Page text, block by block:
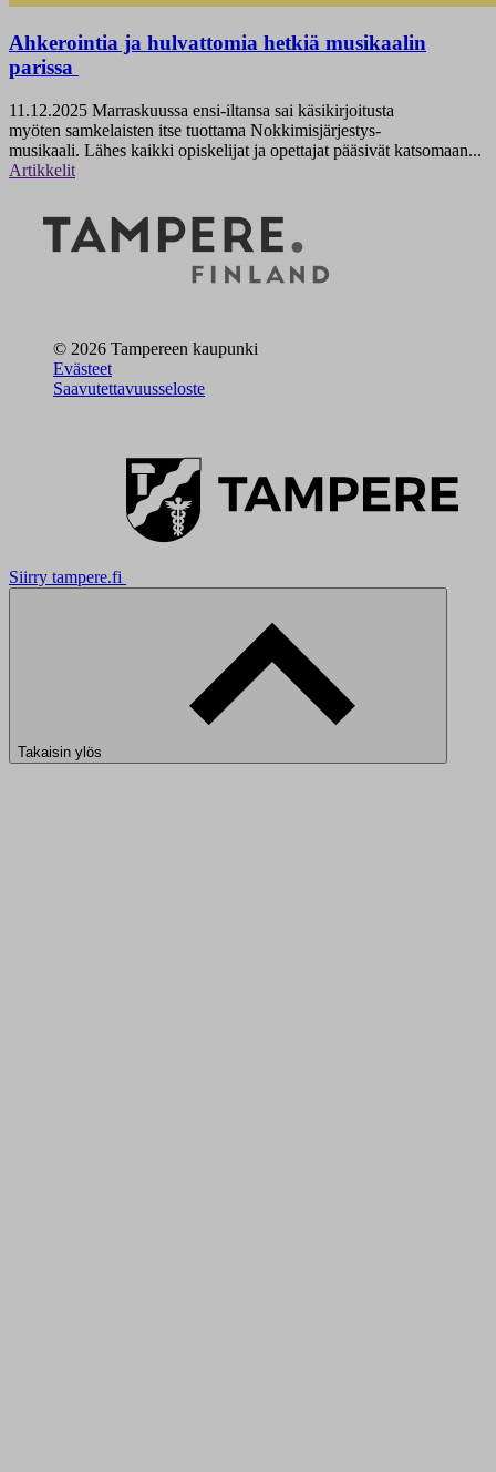
Ahkerointia ja hulvattomia hetkiä musikaalin
parissa
11.12.2025 Marraskuussa ensi-iltansa sai käsikirjoitusta
myöten samkelaisten itse tuottama Nokkimisjärjestys-
musikaali. Lähes kaikki opiskelijat ja opettajat pääsivät katsomaan...
Artikkelit
© 2026 Tampereen kaupunki
Evästeet
Saavutettavuusseloste
Siirry tampere.fi
Takaisin ylös